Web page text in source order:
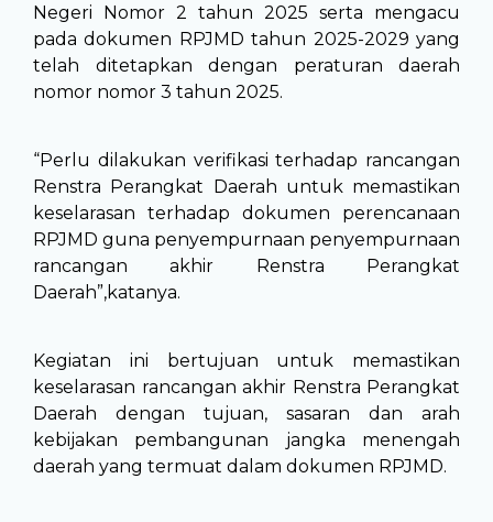
Negeri Nomor 2 tahun 2025 serta mengacu
pada dokumen RPJMD tahun 2025-2029 yang
telah ditetapkan dengan peraturan daerah
nomor nomor 3 tahun 2025.
“Perlu dilakukan verifikasi terhadap rancangan
Renstra Perangkat Daerah untuk memastikan
keselarasan terhadap dokumen perencanaan
RPJMD guna penyempurnaan penyempurnaan
rancangan akhir Renstra Perangkat
Daerah”,katanya.
Kegiatan ini bertujuan untuk memastikan
keselarasan rancangan akhir Renstra Perangkat
Daerah dengan tujuan, sasaran dan arah
kebijakan pembangunan jangka menengah
daerah yang termuat dalam dokumen RPJMD.